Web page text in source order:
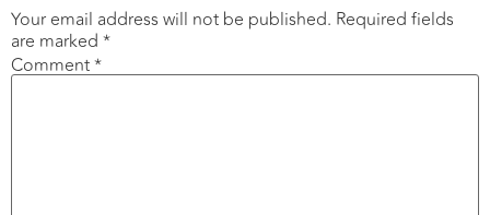
Your email address will not be published. Required fields
are marked *
Comment*